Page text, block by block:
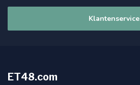
Klantenservice
ET48.com